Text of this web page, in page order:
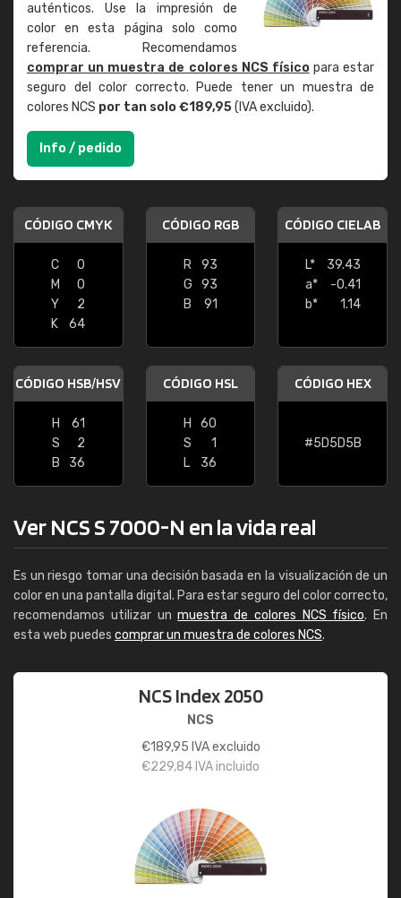
auténticos. Use la impresión de
color en esta página solo como
referencia. Recomendamos
comprar un muestra de colores NCS físicopara estar
seguro del color correcto. Puede tener un muestra de
colores NCS por tan solo €189,95(IVA excluido).
Info / pedido
CÓDIGO CMYK
C
0
M
0
Y
2
K
64
CÓDIGO RGB
R
93
G
93
B
91
CÓDIGO CIELAB
L*
39.43
a*
-0.41
b*
1.14
CÓDIGO HSB/HSV
H
61
S
2
B
36
CÓDIGO HSL
H
60
S
1
L
36
CÓDIGO HEX
#5D5D5B
Ver NCS S 7000-N en la vida real
Es un riesgo tomar una decisión basada en la visualización de un
color en una pantalla digital. Para estar seguro del color correcto,
recomendamos utilizar unmuestra de colores NCS físico. En
esta web puedes comprar un muestra de colores NCS.
NCS Index 2050
NCS
€189,95 IVA excluido
€229,84 IVA incluido